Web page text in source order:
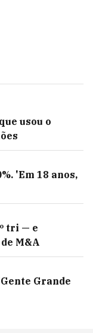
usou o
'Em 18 anos,
tri — e
M&A
Grande